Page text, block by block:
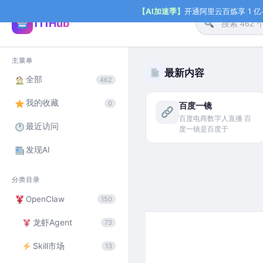
【AI加速季】 开通阿里云百炼享 1
111Hub
主菜单
全部 462
我的收藏 0
最近访问
发现AI
分类目录
OpenClaw 150
龙虾Agent 73
Skill市场 13
最新内容
百度一镜
百度电商数字人直播 百
度一镜是百度于